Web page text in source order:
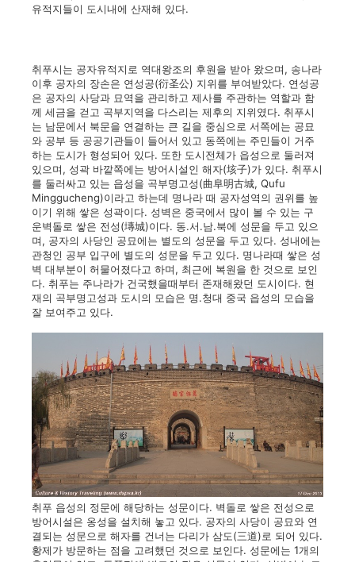
유적지들이 도시내에 산재해 있다.
취푸시는 공자유적지로 역대왕조의 후원을 받아 왔으며, 송나라
이후 공자의 장손은 연성공(衍圣公) 지위를 부여받았다. 연성공
은 공자의 사당과 묘역을 관리하고 제사를 주관하는 역할과 함
께 세금을 걷고 곡부지역을 다스리는 제후의 지위였다. 취푸시
는 남문에서 북문을 연결하는 큰 길을 중심으로 서쪽에는 공묘
와 공부 등 공공기관들이 들어서 있고 동쪽에는 주민들이 거주
하는 도시가 형성되어 있다. 또한 도시전체가 읍성으로 둘러져
있으며, 성곽 바깥쪽에는 방어시설인 해자(垓子)가 있다. 취푸시
를 둘러싸고 있는 읍성을 곡부명고성(曲阜明古城, Qufu
Minggucheng)이라고 하는데 명나라 때 공자성역의 권위를 높
이기 위해 쌓은 성곽이다. 성벽은 중국에서 많이 볼 수 있는 구
운벽돌로 쌓은 전성(塼城)이다. 동.서.남.북에 성문을 두고 있으
며, 공자의 사당인 공묘에는 별도의 성문을 두고 있다. 성내에는
관청인 공부 입구에 별도의 성문을 두고 있다. 명나라때 쌓은 성
벽 대부분이 허물어졌다고 하며, 최근에 복원을 한 것으로 보인
다. 취푸는 주나라가 건국했을때부터 존재해왔던 도시이다. 현
재의 곡부명고성과 도시의 모습은 명.청대 중국 읍성의 모습을
잘 보여주고 있다.
취푸 읍성의 정문에 해당하는 성문이다. 벽돌로 쌓은 전성으로
방어시설은 옹성을 설치해 놓고 있다. 공자의 사당이 공묘와 연
결되는 성문으로 해자를 건너는 다리가 삼도(三道)로 되어 있다.
황제가 방문하는 점을 고려했던 것으로 보인다. 성문에는 1개의